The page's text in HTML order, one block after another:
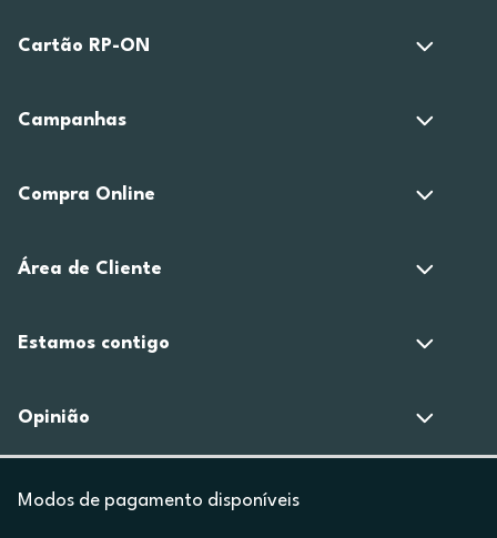
Cartão RP-ON
Campanhas
Compra Online
Área de Cliente
Estamos contigo
Opinião
Modos de pagamento disponíveis